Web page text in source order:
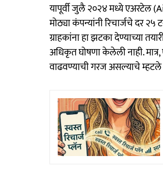
यापूर्वी जुलै २०२४ मध्ये एअरटेल
मोठ्या कंपन्यांनी रिचार्जचे दर
ग्राहकांना हा झटका देण्याच्या
अधिकृत घोषणा केलेली नाही.
वाढवण्याची गरज असल्याचे म्हटले